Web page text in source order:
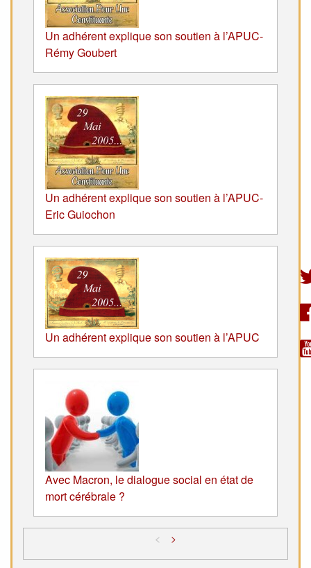
Un adhérent explique son soutien à l’APUC-
Rémy Goubert
Un adhérent explique son soutien à l’APUC-
Eric Guiochon
Un adhérent explique son soutien à l’APUC
Avec Macron, le dialogue social en état de
mort cérébrale ?
< >